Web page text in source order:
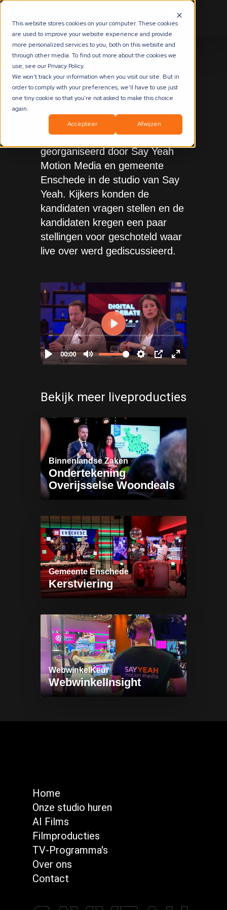
This website stores cookies on your computer. These cookies
are used to improve your website experience and provide
more personalized services to you, both on this website and
through other media. To find out more about the cookies we
use, see our Privacy Policy.
We won't track your information when you visit our site. But in
order to comply with your preferences, we'll have to use just
one tiny cookie so that you're not asked to make this choice
again.
Accepteer
Afwijzen
Digital Debate
van de gemeente Enschede
werd in maart 2022
georganiseerd door Say Yeah
Motion Media en gemeente
Enschede in de studio van Say
Yeah. Kijkers konden de
kandidaten vragen stellen en de
kandidaten kregen een paar
stellingen voor geschoteld waar
live over werd gediscussieerd.
Bekijk meer liveproducties
Binnenlandse Zaken
Ondertekening
Overijsselse Woondeals
Gemeente Enschede
Kerstviering
WebwinkelKeur
WebwinkelInsight
Home
Onze studio huren
AI Films
Filmproducties
TV-Programma's
Over ons
Contact